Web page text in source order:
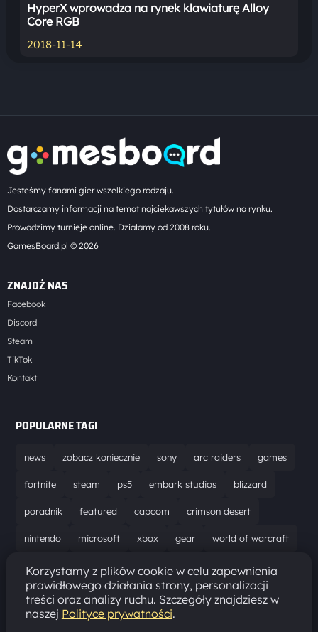
HyperX wprowadza na rynek klawiaturę Alloy
Core RGB
2018-11-14
Jesteśmy fanami gier wszelkiego rodzaju.
Dostarczamy informacji na temat najciekawszych tytułów na rynku.
Prowadzimy turnieje online. Działamy od 2008 roku.
GamesBoard.pl © 2026
ZNAJDŹ NAS
Facebook
Discord
Steam
TikTok
Kontakt
POPULARNE TAGI
news zobacz koniecznie sony arc raiders games
fortnite steam ps5 embark studios blizzard
poradnik featured capcom crimson desert
nintendo microsoft xbox gear world of warcraft
solucja marathon ubisoft bungie recenzja
resident evil requiem gaming aktualizacja pc
epic games hytale
Korzystamy z plików cookie w celu zapewnienia
prawidłowego działania strony, personalizacji
treści oraz analizy ruchu. Szczegóły znajdziesz w
naszej Polityce prywatności.